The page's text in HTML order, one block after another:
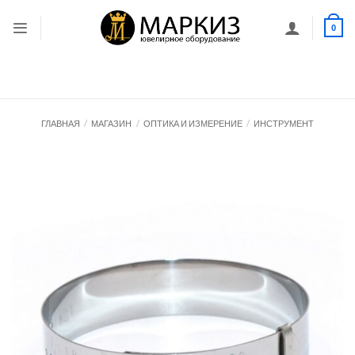
0
ГЛАВНАЯ / МАГАЗИН / ОПТИКА И ИЗМЕРЕНИЕ / ИНСТРУМЕНТ